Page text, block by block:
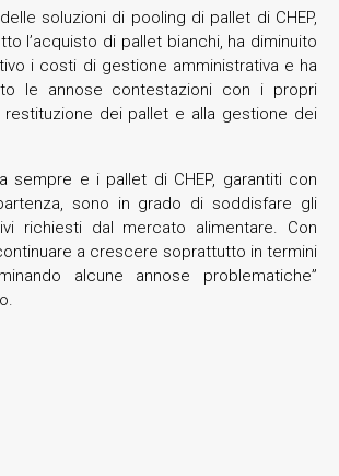
soluzioni di pooling di pallet di CHEP,
l’acquisto di pallet bianchi, ha diminuito
i costi di gestione amministrativa e ha
le annose contestazioni con i propri
restituzione dei pallet e alla gestione dei
sempre e i pallet di CHEP, garantiti con
sono in grado di soddisfare gli
richiesti dal mercato alimentare. Con
a crescere soprattutto in termini
alcune annose problematiche”